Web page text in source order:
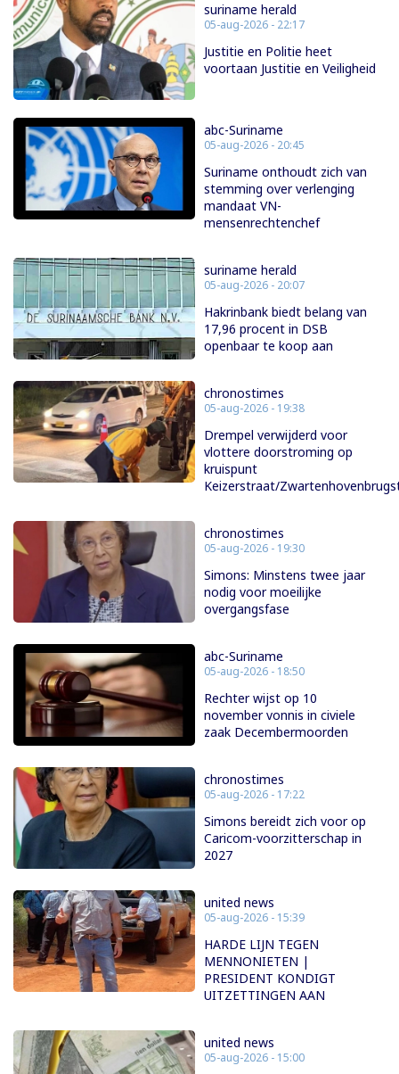
suriname herald
05-aug-2026 - 22:17
Justitie en Politie heet
voortaan Justitie en Veiligheid
abc-Suriname
05-aug-2026 - 20:45
Suriname onthoudt zich van
stemming over verlenging
mandaat VN-
mensenrechtenchef
suriname herald
05-aug-2026 - 20:07
Hakrinbank biedt belang van
17,96 procent in DSB
openbaar te koop aan
chronostimes
05-aug-2026 - 19:38
Drempel verwijderd voor
vlottere doorstroming op
kruispunt
Keizerstraat/
chronostimes
05-aug-2026 - 19:30
Simons: Minstens twee jaar
nodig voor moeilijke
overgangsfase
abc-Suriname
05-aug-2026 - 18:50
Rechter wijst op 10
november vonnis in civiele
zaak Decembermoorden
chronostimes
05-aug-2026 - 17:22
Simons bereidt zich voor op
Caricom-voorzitterschap in
2027
united news
05-aug-2026 - 15:39
HARDE LIJN TEGEN
MENNONIETEN |
PRESIDENT KONDIGT
UITZETTINGEN AAN
united news
05-aug-2026 - 15:00